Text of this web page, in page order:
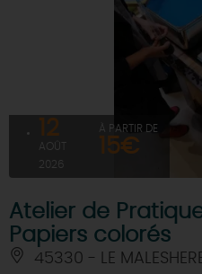
12
AOÛT
2026
À PARTIR DE
15€
Atelier de
Papiers colorés
45330 - LE